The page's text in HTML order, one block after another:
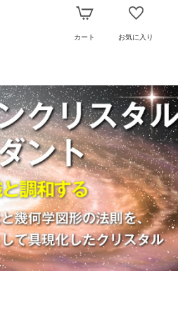
カート お気に入り